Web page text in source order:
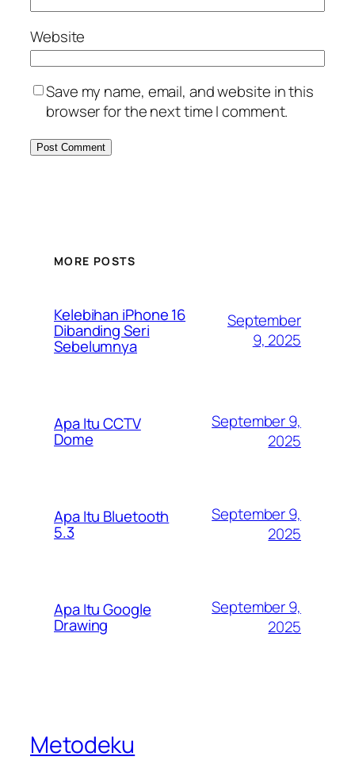
Website
Save my name, email, and website in this
browser for the next time I comment.
MORE POSTS
Kelebihan iPhone 16
Dibanding Seri
Sebelumnya
September
9, 2025
Apa Itu CCTV
Dome
September 9,
2025
Apa Itu Bluetooth
5.3
September 9,
2025
Apa Itu Google
Drawing
September 9,
2025
Metodeku